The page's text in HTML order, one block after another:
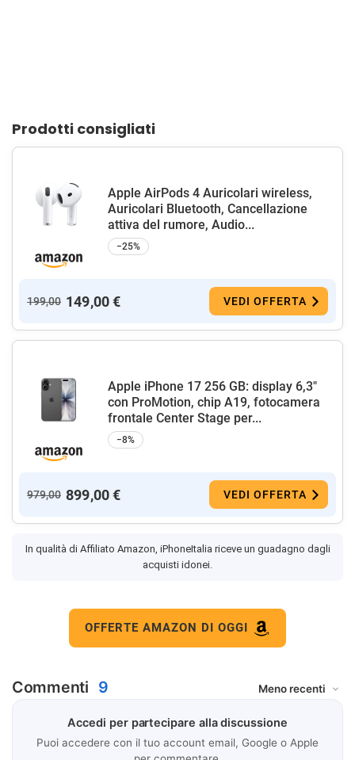
Prodotti consigliati
Apple AirPods 4 Auricolari wireless,
Auricolari Bluetooth, Cancellazione
attiva del rumore, Audio...
−25%
199,00 149,00 € VEDI OFFERTA
Apple iPhone 17 256 GB: display 6,3"
con ProMotion, chip A19, fotocamera
frontale Center Stage per...
−8%
979,00 899,00 € VEDI OFFERTA
In qualità di Affiliato Amazon, iPhoneItalia riceve un guadagno dagli
acquisti idonei.
OFFERTE AMAZON DI OGGI
Commenti 9
Accedi per partecipare alla discussione
Puoi accedere con il tuo account email, Google o Apple